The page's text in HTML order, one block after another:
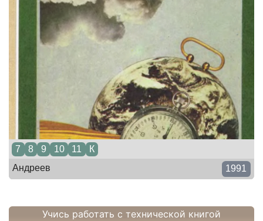
7 8 9 10 11
К
Андреев
1991
Учись работать с технической книгой